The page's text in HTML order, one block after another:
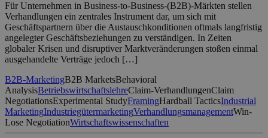
Für Unternehmen in Business-to-Business-(B2B)-Märkten stellen
Verhandlungen ein zentrales Instrument dar, um sich mit
Geschäftspartnern über die Austauschkonditionen oftmals langfristig
angelegter Geschäftsbeziehungen zu verständigen. In Zeiten
globaler Krisen und disruptiver Marktveränderungen stoßen einmal
ausgehandelte Verträge jedoch […]
B2B-MarketingB2B MarketsBehavioral
AnalysisBetriebswirtschaftslehreClaim-VerhandlungenClaim
NegotiationsExperimental StudyFramingHardball TacticsIndustrial
MarketingIndustriegütermarketingVerhandlungsmanagementWin-
Lose NegotiationWirtschaftswissenschaften